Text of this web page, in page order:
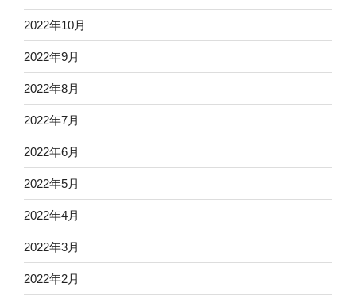
2022年10月
2022年9月
2022年8月
2022年7月
2022年6月
2022年5月
2022年4月
2022年3月
2022年2月